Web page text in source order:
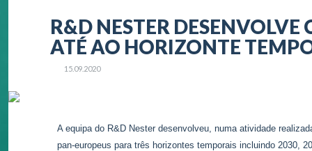
R&D NESTER DESENVOLVE
ATÉ AO HORIZONTE
15.09.2020
A equipa do R&D Nester desenvolveu, numa atividade
pan-europeus para três horizontes temporais incluindo 2030,